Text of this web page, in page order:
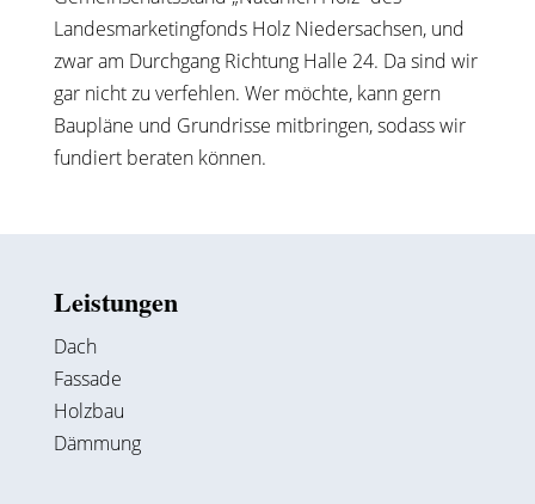
Landesmarketingfonds Holz Niedersachsen, und
zwar am Durchgang Richtung Halle 24. Da sind wir
gar nicht zu verfehlen. Wer möchte, kann gern
Baupläne und Grundrisse mitbringen, sodass wir
fundiert beraten können.
Leistungen
Dach
Fassade
Holzbau
Dämmung